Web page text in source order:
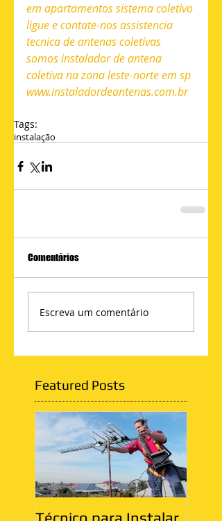
em apartamentos sistema coletivo
ligue e contate-nos assistencia
tecnica de antenas coletivas
somos instalador de antena
coletiva na zona leste-norte em sp
www.instaladordeantenas.com.br
Tags:
instalação
Comentários
Escreva um comentário
Featured Posts